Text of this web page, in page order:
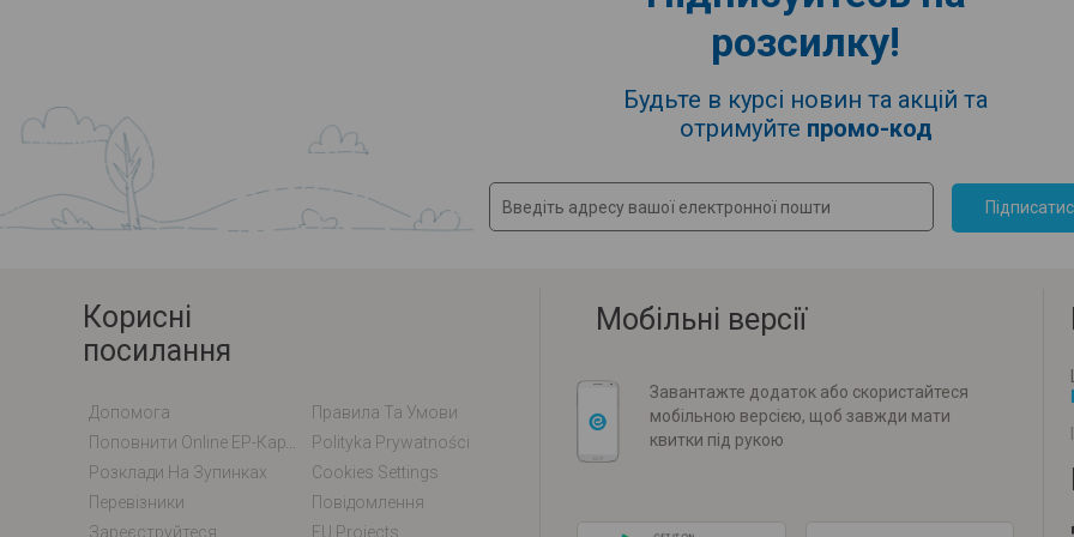
розсилку!
Будьте в курсі новин та акцій та
отримуйте промо-код
Корисні
посилання
Допомога
Правила Та Умови
Polityka Prywatności
Розклади На Зупинках
Cookies Settings
Перевізники
Повідомлення
Зареєструйтеся
EU Projects
Мобільні версії
Завантажте додаток або скористайтеся
мобільною версією, щоб завжди мати
квитки під рукою